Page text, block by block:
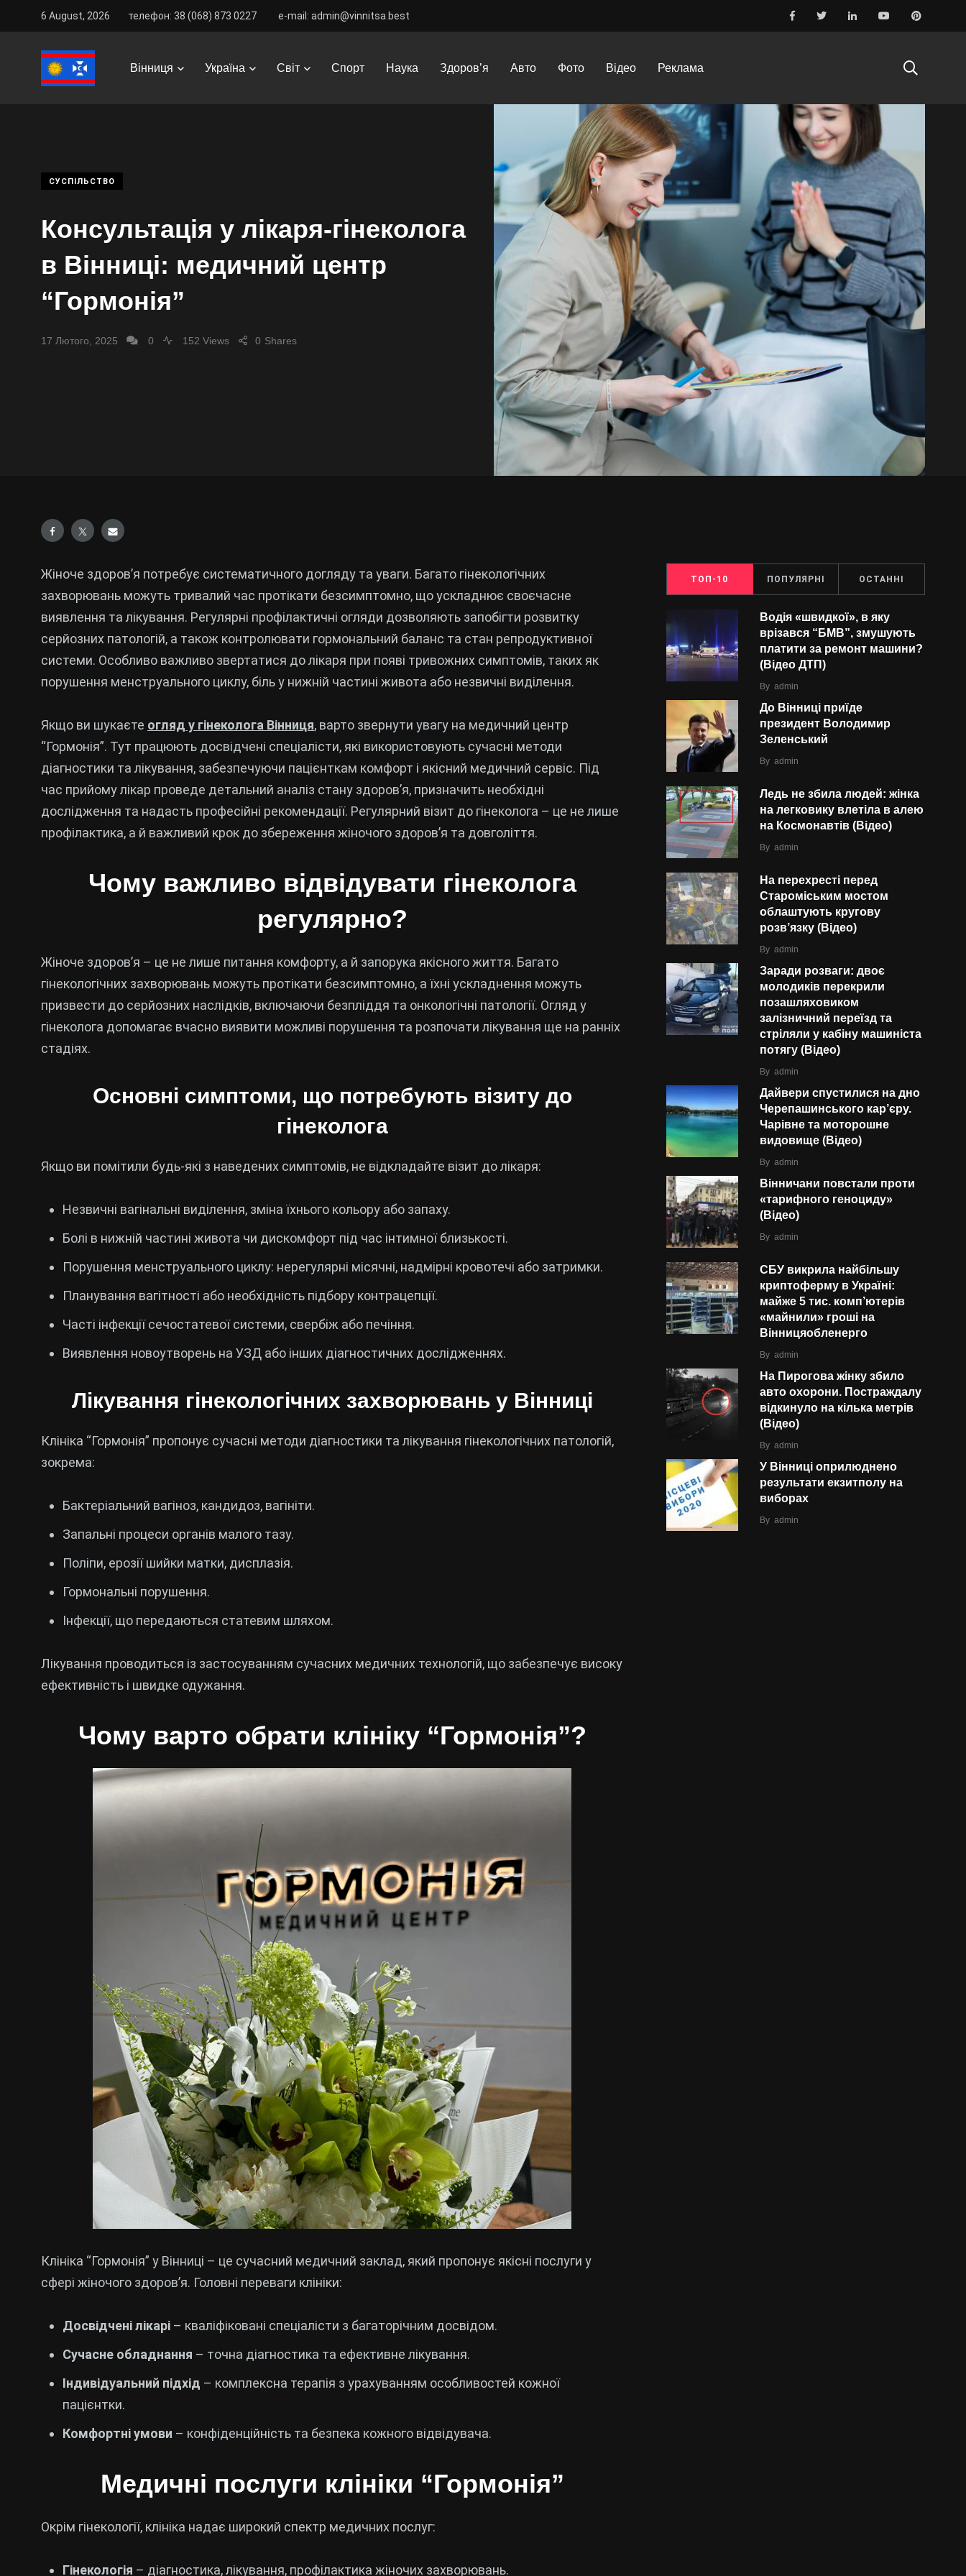
6 August, 2026 телефон: 38 (068) 873 0227 e-mail: admin@vinnitsa.best
Вінниця Україна Світ Спорт Наука Здоров’я Авто Фото Відео Реклама
Vinnitsa Best News / Україна / Суспільство / Консультація у лікаря-гінеколога в Вінниці: медичний центр “Гормонія”
СУСПІЛЬСТВО
Консультація у лікаря-гінеколога
в Вінниці: медичний центр
“Гормонія”
17 Лютого, 2025 0 152 Views Shares
0
Жіноче здоров’я потребує систематичного догляду та уваги. Багато гінекологічних
захворювань можуть тривалий час протікати безсимптомно, що ускладнює своєчасне
виявлення та лікування. Регулярні профілактичні огляди дозволяють запобігти розвитку
серйозних патологій, а також контролювати гормональний баланс та стан репродуктивної
системи. Особливо важливо звертатися до лікаря при появі тривожних симптомів, таких як
порушення менструального циклу, біль у нижній частині живота або незвичні виділення.
Якщо ви шукаєте огляд у гінеколога Вінниця, варто звернути увагу на медичний центр
“Гормонія”. Тут працюють досвідчені спеціалісти, які використовують сучасні методи
діагностики та лікування, забезпечуючи пацієнткам комфорт і якісний медичний сервіс. Під
час прийому лікар проведе детальний аналіз стану здоров’я, призначить необхідні
дослідження та надасть професійні рекомендації. Регулярний візит до гінеколога – це не лише
профілактика, а й важливий крок до збереження жіночого здоров’я та довголіття.
Чому важливо відвідувати гінеколога
регулярно?
Жіноче здоров’я – це не лише питання комфорту, а й запорука якісного життя. Багато
гінекологічних захворювань можуть протікати безсимптомно, а їхні ускладнення можуть
призвести до серйозних наслідків, включаючи безпліддя та онкологічні патології. Огляд у
гінеколога допомагає вчасно виявити можливі порушення та розпочати лікування ще на ранніх
стадіях.
Основні симптоми, що потребують візиту до
гінеколога
Якщо ви помітили будь-які з наведених симптомів, не відкладайте візит до лікаря:
Незвичні вагінальні виділення, зміна їхнього кольору або запаху.
Болі в нижній частині живота чи дискомфорт під час інтимної близькості.
Порушення менструального циклу: нерегулярні місячні, надмірні кровотечі або затримки.
Планування вагітності або необхідність підбору контрацепції.
Часті інфекції сечостатевої системи, свербіж або печіння.
Виявлення новоутворень на УЗД або інших діагностичних дослідженнях.
Лікування гінекологічних захворювань у Вінниці
Клініка “Гормонія” пропонує сучасні методи діагностики та лікування гінекологічних патологій,
зокрема:
Бактеріальний вагіноз, кандидоз, вагініти.
Запальні процеси органів малого тазу.
Поліпи, ерозії шийки матки, дисплазія.
Гормональні порушення.
Інфекції, що передаються статевим шляхом.
Лікування проводиться із застосуванням сучасних медичних технологій, що забезпечує високу
ефективність і швидке одужання.
Чому варто обрати клініку “Гормонія”?
Клініка “Гормонія” у Вінниці – це сучасний медичний заклад, який пропонує якісні послуги у
сфері жіночого здоров’я. Головні переваги клініки:
Досвідчені лікарі – кваліфіковані спеціалісти з багаторічним досвідом.
Сучасне обладнання – точна діагностика та ефективне лікування.
Індивідуальний підхід – комплексна терапія з урахуванням особливостей кожної
пацієнтки.
Комфортні умови – конфіденційність та безпека кожного відвідувача.
Медичні послуги клініки “Гормонія”
Окрім гінекології, клініка надає широкий спектр медичних послуг:
Гінекологія – діагностика, лікування, профілактика жіночих захворювань.
ТОП-10 ПОПУЛЯРНІ ОСТАННІ
Водія «швидкої», в яку
врізався “БMВ”, змушують
платити за ремонт машини?
(Відео ДТП)
By admin
До Вінниці приїде
президент Володимир
Зеленський
By admin
Ледь не збила людей: жінка
на легковику влетіла в алею
на Космонавтів (Відео)
By admin
На перехресті перед
Староміським мостом
облаштують кругову
розв’язку (Відео)
By admin
Заради розваги: двоє
молодиків перекрили
позашляховиком
залізничний переїзд та
стріляли у кабіну машиніста
потягу (Відео)
By admin
Дайвери спустилися на дно
Черепашинського кар’єру.
Чарівне та моторошне
видовище (Відео)
By admin
Вінничани повстали проти
«тарифного геноциду»
(Відео)
By admin
СБУ викрила найбільшу
криптоферму в Україні:
майже 5 тис. комп’ютерів
«майнили» гроші на
Вінницяобленерго
By admin
На Пирогова жінку збило
авто охорони. Постраждалу
відкинуло на кілька метрів
(Відео)
By admin
У Вінниці оприлюднено
результати екзитполу на
виборах
By admin